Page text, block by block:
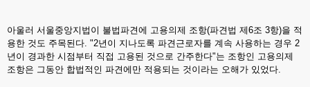
아울러 서울중앙지법이 불법파견에 고용의제 조항(파견법 제6조 3항)을 적
용한 것도 주목된다. "2년이 지나도록 파견근로자를 계속 사용하는 경우 2
년이 경과한 시점부터 직접 고용된 것으로 간주한다"는 조항인 고용의제
조항은 그동안 합법적인 파견에만 적용되는 것이라는 오해가 있었다.